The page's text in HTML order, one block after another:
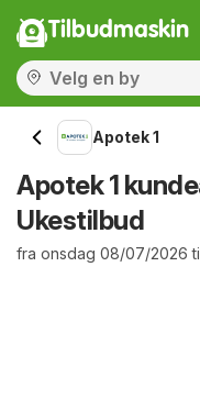
Tilbudmaskin
Apotek 1
Apotek 1
Ukestilbud
fra onsdag 08/07/2026